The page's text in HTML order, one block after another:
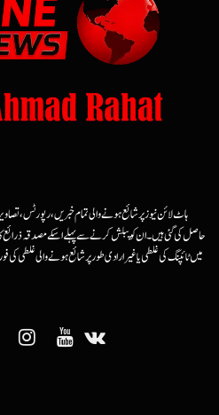
ہاٹ لائن نیوز پر شائع ہونے والی تمام خبریں، رپورٹس،
حاصل کی گئی ہیں۔ ان کو پبلش کرنے سے پہلے اسکے مصدقہ ذرائع
میں ٹائپنگ کی غلطی یا غیرارادی طور پر شائع ہونے والی غلطی